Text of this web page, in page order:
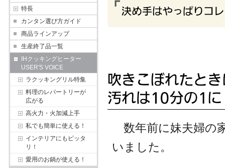
特長
カンタン選び方ガイド
商品ラインアップ
生産終了品一覧
IHクッキングヒーター
USER'S VOICE
ラクッキングリル特集
料理のレパートリーが
広がる
高火力・火加減上手
私でも簡単に使える！
インテリアにもピッタ
リ！
愛用のお鍋が使える！
数年前に妹夫婦の
いました。